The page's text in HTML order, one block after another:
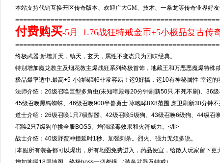
本站支持代销互换开区传奇版本、欢迎广大GM、技术、一条龙等传奇业界好
付费购买-5月_1.76战狂特戒金币+5小极品复古传
终极武器:新增开天，镇天，玄天，属性不变态只为回味经典。
特别增加魔龙教主及烟花教主爆战狂系列终极首饰，地藏王和万恶恶魔爆特殊
极品爆率适中.最高+5-小油喝到6非常容易！运9好搞，运10有神秘属性-幸运
法师介绍：26级召唤巨型多角虫(未知暗殿每20分钟刷新50只,不死不刷)、36
45级召唤黑锷蜘蛛、46级召唤900半兽勇士.冰咆哮8X8范围.虎卫刷新30分钟
道士介绍：26级召唤1只7级骷髅、42级召唤5级狗、43级召唤6级狗、44级召
召唤2只7级狗单挑全服BOSS。增强绿毒效果和火符威力。</li>
战士介绍：40级野蛮冲撞延时1秒、加强刺杀。烈火、强力无须多说。
[本服所有装备都可以爆出，所有地图免费进入，药品便宜，给散人玩家留下更